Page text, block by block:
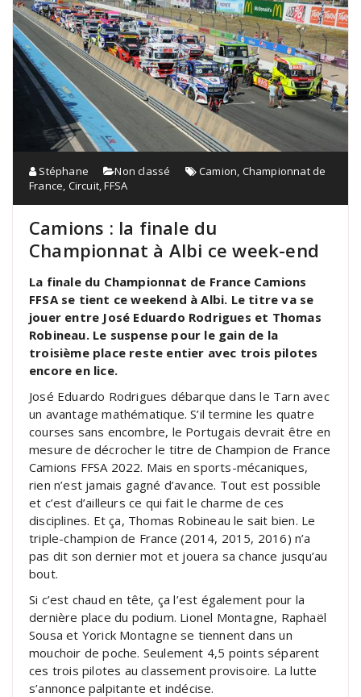
Stéphane Non classé Camion, Championnat de
France, Circuit,FFSA
Camions : la finale du
Championnat à Albi ce week-end
La finale du Championnat de France Camions
FFSA se tient ce weekend à Albi. Le titre va se
jouer entre José Eduardo Rodrigues et Thomas
Robineau. Le suspense pour le gain de la
troisième place reste entier avec trois pilotes
encore en lice.
José Eduardo Rodrigues débarque dans le Tarn avec
un avantage mathématique. S’il termine les quatre
courses sans encombre, le Portugais devrait être en
mesure de décrocher le titre de Champion de France
Camions FFSA 2022. Mais en sports-mécaniques,
rien n’est jamais gagné d’avance. Tout est possible
et c’est d’ailleurs ce qui fait le charme de ces
disciplines. Et ça, Thomas Robineau le sait bien. Le
triple-champion de France (2014, 2015, 2016) n’a
pas dit son dernier mot et jouera sa chance jusqu’au
bout.
Si c’est chaud en tête, ça l’est également pour la
dernière place du podium. Lionel Montagne, Raphaël
Sousa et Yorick Montagne se tiennent dans un
mouchoir de poche. Seulement 4,5 points séparent
ces trois pilotes au classement provisoire. La lutte
s’annonce palpitante et indécise.